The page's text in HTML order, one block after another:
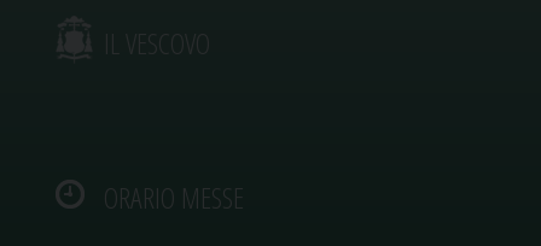
IL VESCOVO
ORARIO MESSE